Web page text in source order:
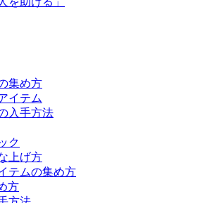
集め方
イテム
入手方法
ク
上げ方
テムの集め方
方